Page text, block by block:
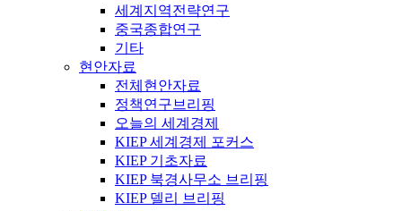
세계지역전략연구
중국종합연구
기타
현안자료
전체현안자료
정책연구브리핑
오늘의 세계경제
KIEP 세계경제 포커스
KIEP 기초자료
KIEP 북경사무소 브리핑
KIEP 델리 브리핑